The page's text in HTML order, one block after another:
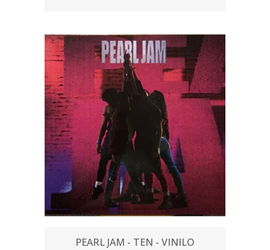
PEARL JAM - TEN - VINILO